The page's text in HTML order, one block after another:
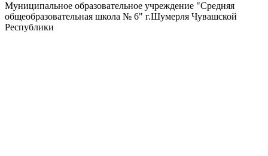
Муниципальное образовательное учреждение "Средняя
общеобразовательная школа № 6" г.Шумерля Чувашской
Республики